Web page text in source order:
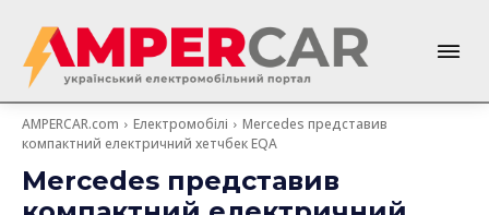
AMPERCAR.com Електромобілі
Mercedes представив
компактний електричний хетчбек EQA
Mercedes представив